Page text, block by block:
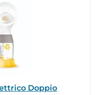
Doppio